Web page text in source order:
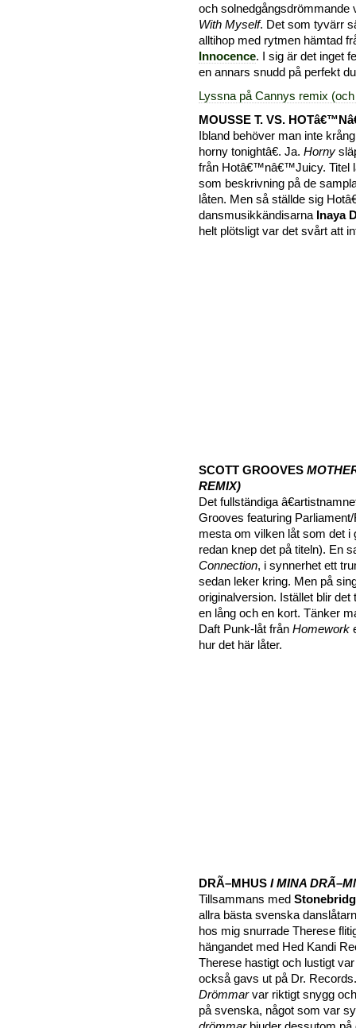
och solnedgångsdrömmande
With Myself. Det som tyvärr
alltihop med rytmen hämtad
Innocence. I sig är det inget
en annars snudd på perfekt
Lyssna på Cannys remix
MOUSSE T. VS.
Ibland behöver man inte
horny tonightâ€. Ja. Horny
från Hotâ€™nâ€™Juicy. Titel
som beskrivning på de
låten. Men så ställde sig
dansmusikkändisarna Inaya
helt plötsligt var det svårt att
SCOTT GROOVES
REMIX)
Det fullständiga
Grooves featuring Parliament/
mesta om vilken låt som det i
redan knep det på titeln). En
Connection, i synnerhet ett
sedan leker kring. Men på
originalversion. Istället blir
en lång och en kort. Tänker
Daft Punk-låt från Homework
hur det här låter.
DRÃ–MHUS I MINA
Tillsammans med
allra bästa svenska
hos mig snurrade Therese
hängandet med Hed Kandi
Therese hastigt och lustigt
också gavs ut på Dr.
Drömmarvar riktigt snygg
på svenska, något som var